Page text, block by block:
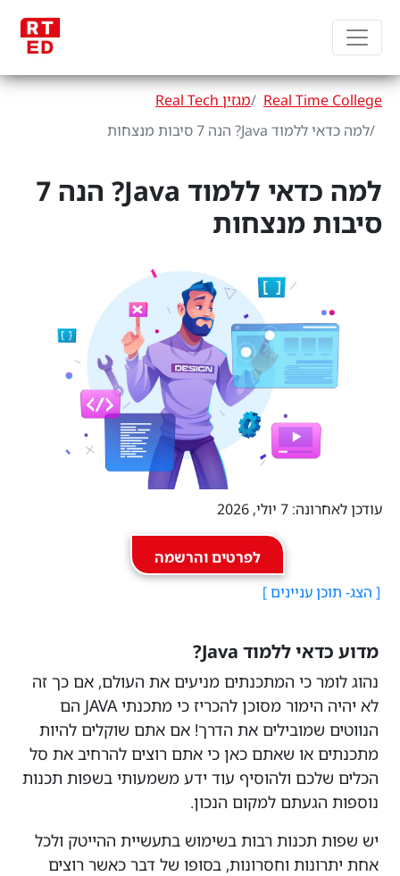
Real Time College
מגזין Real Tech
למה כדאי ללמוד Java? הנה 7 סיבות מנצחות
למה כדאי ללמוד Java? הנה 7
סיבות מנצחות
עודכן לאחרונה: 7 יולי, 2026
לפרטים והרשמה
מדוע כדאי ללמוד Java?
נהוג לומר כי המתכנתים מניעים את העולם, אם כך זה
לא יהיה הימור מסוכן להכריז כי מתכנתי JAVA הם
הנווטים שמובילים את הדרך! אם אתם שוקלים להיות
מתכנתים או שאתם כאן כי אתם רוצים להרחיב את סל
הכלים שלכם ולהוסיף עוד ידע משמעותי בשפות תכנות
נוספות הגעתם למקום הנכון.
יש שפות תכנות רבות בשימוש בתעשיית ההייטק ולכל
אחת יתרונות וחסרונות, בסופו של דבר כאשר רוצים